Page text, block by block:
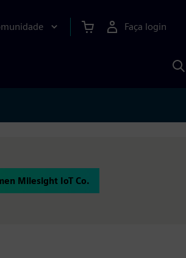
Faça login
Milesight IoT Co.